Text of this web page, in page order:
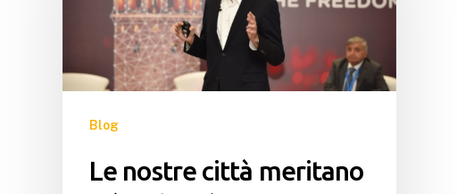
meritano
velocità
Blog
Le nostre città meritano